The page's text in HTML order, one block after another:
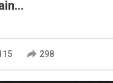
298